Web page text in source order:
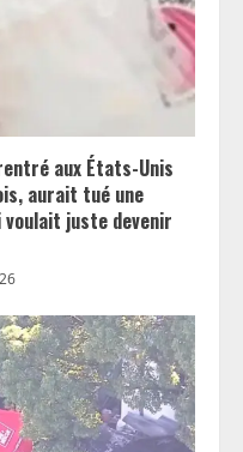
aux États-Unis
aurait tué une
juste devenir